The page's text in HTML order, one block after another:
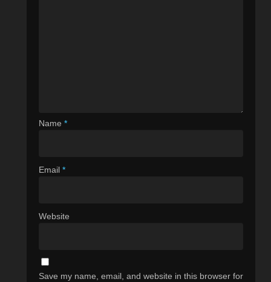
Name *
Email *
Website
Save my name, email, and website in this browser for